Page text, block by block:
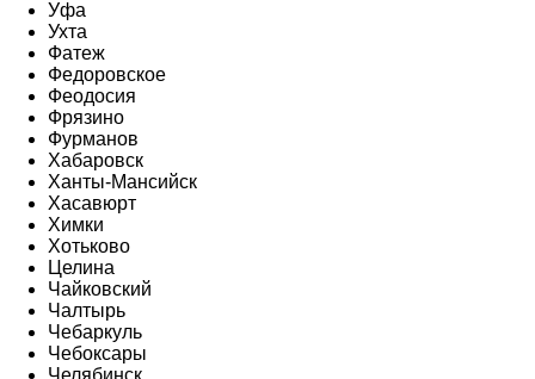
Уфа
Ухта
Фатеж
Федоровское
Феодосия
Фрязино
Фурманов
Хабаровск
Ханты-Мансийск
Хасавюрт
Химки
Хотьково
Целина
Чайковский
Чалтырь
Чебаркуль
Чебоксары
Челябинск